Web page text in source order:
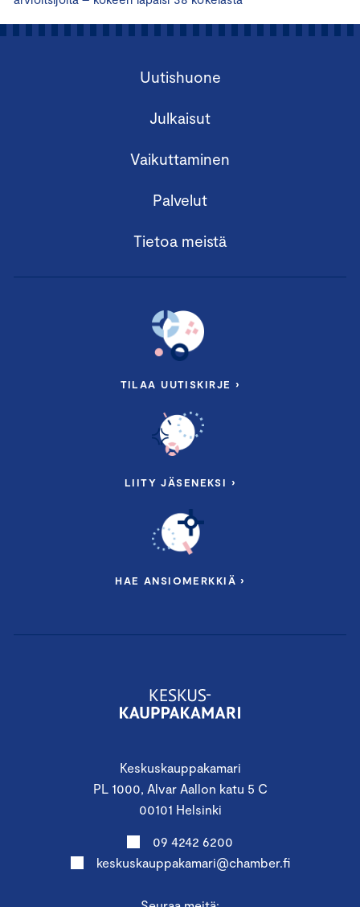
Keskuskauppakamari
PL 1000, Alvar Aallon katu 5 C
00101 Helsinki
09 4242 6200
keskuskauppakamari@chamber.fi
Uutishuone
Julkaisut
Vaikuttaminen
Palvelut
Tietoa meistä
TILAA UUTISKIRJE ›
LIITY JÄSENEKSI ›
HAE ANSIOMERKKIÄ ›